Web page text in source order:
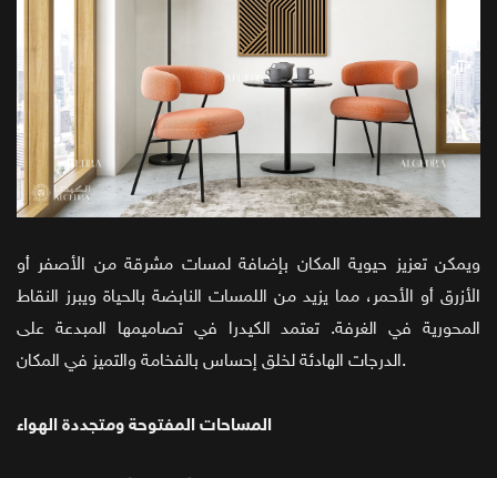
ويمكن تعزيز حيوية المكان بإضافة لمسات مشرقة من الأصفر أو
الأزرق أو الأحمر، مما يزيد من اللمسات النابضة بالحياة ويبرز النقاط
المحورية في الغرفة. تعتمد الكيدرا في تصاميمها المبدعة على
الدرجات الهادئة لخلق إحساس بالفخامة والتميز في المكان.
المساحات المفتوحة ومتجددة الهواء